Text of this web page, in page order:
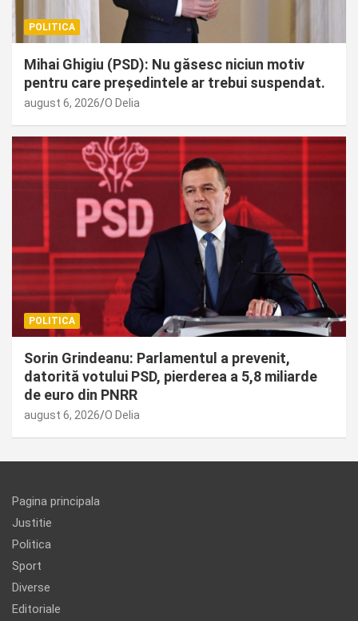
POLITICA
Mihai Ghigiu (PSD): Nu găsesc niciun motiv
pentru care președintele ar trebui suspendat.
august 6, 2026 O Delia
POLITICA
Sorin Grindeanu: Parlamentul a prevenit,
datorită votului PSD, pierderea a 5,8 miliarde
de euro din PNRR
august 6, 2026 O Delia
Pagina principala
Justitie
Politica
Sport
Diverse
Editoriale